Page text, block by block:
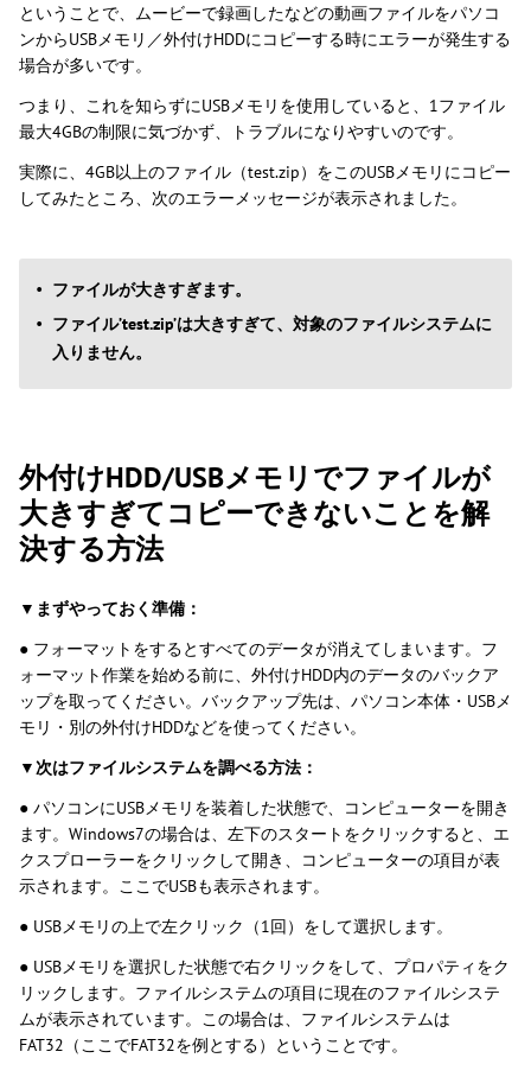
ということで、ムービーで録画したなどの動画ファイルをパソコ
ンからUSBメモリ／外付けHDDにコピーする時にエラーが発生する
場合が多いです。
つまり、これを知らずにUSBメモリを使用していると、1ファイル
最大4GBの制限に気づかず、トラブルになりやすいのです。
実際に、4GB以上のファイル（test.zip）をこのUSBメモリにコピー
してみたところ、次のエラーメッセージが表示されました。
ファイルが大きすぎます。
ファイル’test.zip’は大きすぎて、対象のファイルシステムに
入りません。
外付けHDD/USBメモリでファイルが
大きすぎてコピーできないことを解
決する方法
▼ まずやっておく準備：
● フォーマットをするとすべてのデータが消えてしまいます。フ
ォーマット作業を始める前に、外付けHDD内のデータのバックア
ップを取ってください。バックアップ先は、パソコン本体・USBメ
モリ・別の外付けHDDなどを使ってください。
▼次はファイルシステムを調べる方法：
● パソコンにUSBメモリを装着した状態で、コンピューターを開き
ます。Windows7の場合は、左下のスタートをクリックすると、エ
クスプローラーをクリックして開き、コンピューターの項目が表
示されます。ここでUSBも表示されます。
● USBメモリの上で左クリック（1回）をして選択します。
● USBメモリを選択した状態で右クリックをして、プロパティをク
リックします。ファイルシステムの項目に現在のファイルシステ
ムが表示されています。この場合は、ファイルシステムは
FAT32（ここでFAT32を例とする）ということです。